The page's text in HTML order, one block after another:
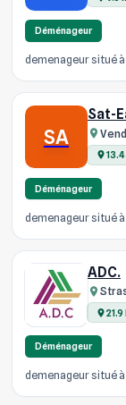
Déménageur
demenageur situé
SA
Sat-
Déménageur
demenageur situé
ADC.
21.9
Déménageur
demenageur situé